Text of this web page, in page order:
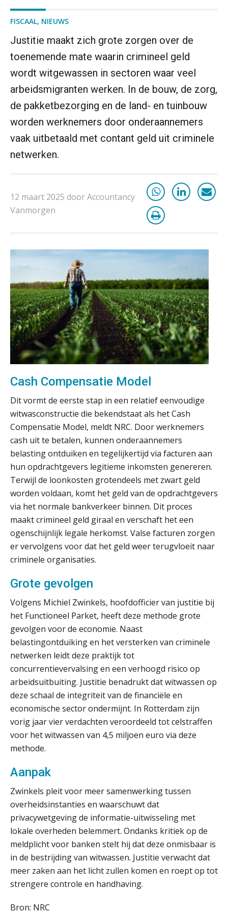
FISCAAL, NIEUWS
Justitie maakt zich grote zorgen over de
toenemende mate waarin crimineel geld
wordt witgewassen in sectoren waar veel
arbeidsmigranten werken. In de bouw, de zorg,
de pakketbezorging en de land- en tuinbouw
worden werknemers door onderaannemers
vaak uitbetaald met contant geld uit criminele
netwerken.
12 maart 2025 door Accountancy
Vanmorgen
Cash Compensatie Model
Dit vormt de eerste stap in een relatief eenvoudige
witwasconstructie die bekendstaat als het Cash
Compensatie Model, meldt NRC. Door werknemers
cash uit te betalen, kunnen onderaannemers
belasting ontduiken en tegelijkertijd via facturen aan
hun opdrachtgevers legitieme inkomsten genereren.
Terwijl de loonkosten grotendeels met zwart geld
worden voldaan, komt het geld van de opdrachtgevers
via het normale bankverkeer binnen. Dit proces
maakt crimineel geld giraal en verschaft het een
ogenschijnlijk legale herkomst. Valse facturen zorgen
er vervolgens voor dat het geld weer terugvloeit naar
criminele organisaties.
Grote gevolgen
Volgens Michiel Zwinkels, hoofdofficier van justitie bij
het Functioneel Parket, heeft deze methode grote
gevolgen voor de economie. Naast
belastingontduiking en het versterken van criminele
netwerken leidt deze praktijk tot
concurrentievervalsing en een verhoogd risico op
arbeidsuitbuiting. Justitie benadrukt dat witwassen op
deze schaal de integriteit van de financiële en
economische sector ondermijnt. In Rotterdam zijn
vorig jaar vier verdachten veroordeeld tot celstraffen
voor het witwassen van 4,5 miljoen euro via deze
methode.
Aanpak
Zwinkels pleit voor meer samenwerking tussen
overheidsinstanties en waarschuwt dat
privacywetgeving de informatie-uitwisseling met
lokale overheden belemmert. Ondanks kritiek op de
meldplicht voor banken stelt hij dat deze onmisbaar is
in de bestrijding van witwassen. Justitie verwacht dat
meer zaken aan het licht zullen komen en roept op tot
strengere controle en handhaving.
Bron: NRC
de autonome AI-boekhouder
De curator klopt aan: wat moet een
accountantskantoor afgeven bij een
faillissement van een klant?
Eenvoudig bankrekeningen koppelen
met Twinfield, Exact Online en
Snelstart
Van Mook: “Met Minox Focus wil ik
groeien naar twee keer zoveel
klanten.”
Woord & Daad: “Van wildgroei naar
een structuur die iedereen begrijpt”
Uitspraak Hoge Raad: subsidie voor
Informer Money genomineerd voor
Best FinTech Startup of the Year
België
Wwft-compliance in 2026: doen we
het beter dan vorig jaar?
ICT & AI | Volledig automatische
extra kwetsbaar voor
boekhoudfouten
Blog | Aandachtspunten bij de
transitie in verband met de Wet
toekomst pensioenen voor de
werkgever
Verstoorde arbeidsrelatie als
ontslaggrond: zo begeleid je jouw
klant
Duizenden Nederlanders in de knel
door Amerikaanse belastingwet
de loep te nemen.
Q Home: DAC7-compliant opschalen
als verhuurplatform voor
vakantiewoningen
5 signalen dat jouw relatiebeheer
niet meer werkt (en hoe je dat oplost)
Fusies en overnames | Met
waardebepalingen bedrijfsadvies
dichter bij de ondernemer
Driver-based models: de essentiële
bouwstenen voor elk finance team
Werven op klik is willekeurig. Zo
verminder je verloop structureel.
Buy & build: urenregistratie als
verborgen EBITDA-hefboom
ABN Amro slokt NIBC op: wat deze